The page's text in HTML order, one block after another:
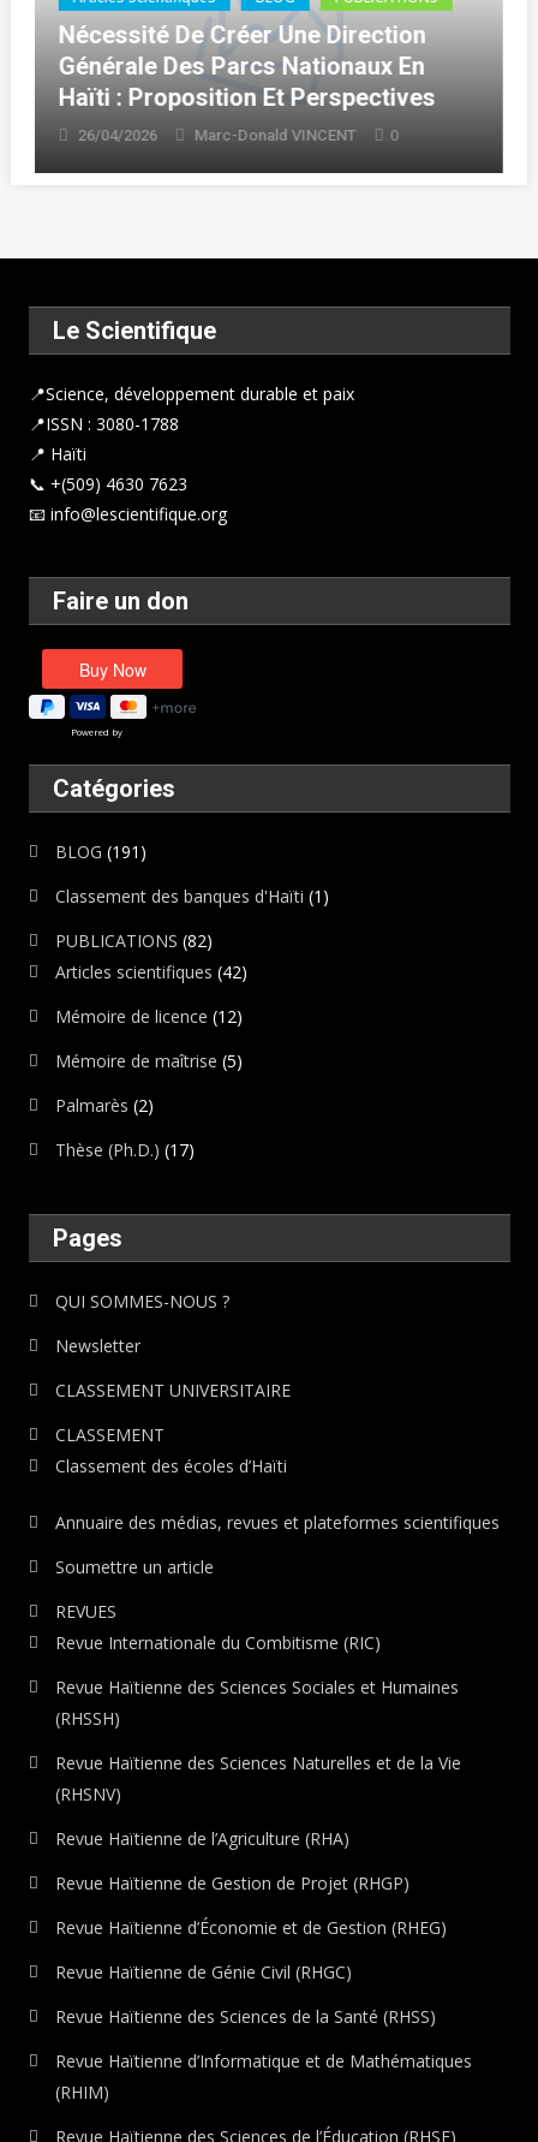
BLOG PUBLICATIONS Thèse (Ph.D.)
Haïti : Delcarme BOLIVARD Décroche
Son Doctorat En Droit
16/04/2026 Marc-Donald VINCENT
Le Scientifique
📍Science, développement durable et paix
📍ISSN : 3080-1788
📍 Haïti
📞 +(509) 4630 7623
📧 info@lescientifique.org
Faire un don
Powered by
Catégories
BLOG (191)
Classement des banques d'Haïti (1)
PUBLICATIONS (82)
Articles scientifiques (42)
Mémoire de licence (12)
Mémoire de maîtrise (5)
Palmarès (2)
Thèse (Ph.D.) (17)
Pages
QUI SOMMES-NOUS ?
Newsletter
CLASSEMENT UNIVERSITAIRE
CLASSEMENT
Classement des écoles d’Haïti
Annuaire des médias, revues et plateformes scientifiques
Soumettre un article
REVUES
Revue Internationale du Combitisme (RIC)
Revue Haïtienne des Sciences Sociales et Humaines
(RHSSH)
Revue Haïtienne des Sciences Naturelles et de la Vie
(RHSNV)
Revue Haïtienne de l’Agriculture (RHA)
Revue Haïtienne de Gestion de Projet (RHGP)
Revue Haïtienne d’Économie et de Gestion (RHEG)
Revue Haïtienne de Génie Civil (RHGC)
Revue Haïtienne des Sciences de la Santé (RHSS)
Revue Haïtienne d’Informatique et de Mathématiques
(RHIM)
Revue Haïtienne des Sciences de l’Éducation (RHSE)